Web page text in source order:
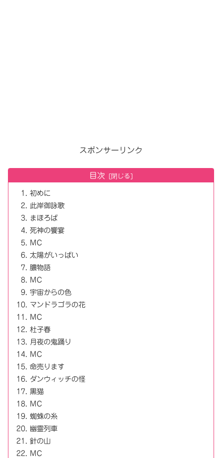
スポンサーリンク
目次
初めに
此岸御詠歌
まほろば
死神の饗宴
MC
太陽がいっぱい
膿物語
MC
宇宙からの色
マンドラゴラの花
MC
杜子春
月夜の鬼踊り
MC
命売ります
ダンウィッチの怪
黒猫
MC
蜘蛛の糸
幽霊列車
針の山
MC